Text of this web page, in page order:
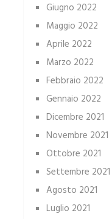
Giugno 2022
Maggio 2022
Aprile 2022
Marzo 2022
Febbraio 2022
Gennaio 2022
Dicembre 2021
Novembre 2021
Ottobre 2021
Settembre 2021
Agosto 2021
Luglio 2021